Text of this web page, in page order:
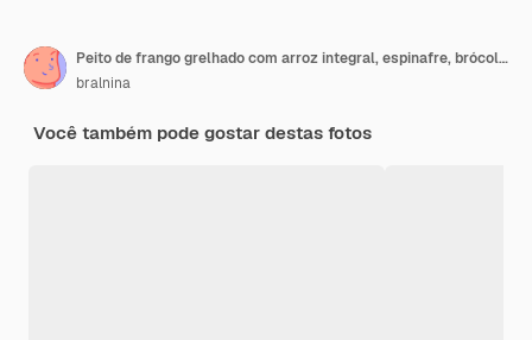
Peito de frango grelhado com arroz integral, espinafre, brócolis, aspargos, conceito de dieta, alimentação saudável.
bralnina
Você também pode gostar destas fotos